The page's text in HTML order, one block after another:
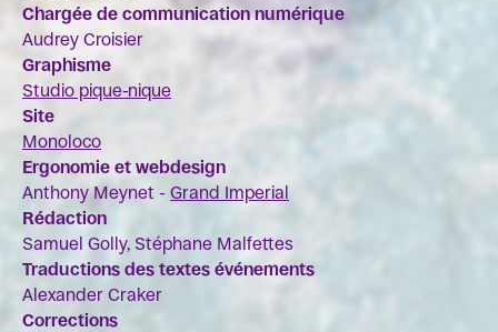
Chargée de communication numérique
Audrey Croisier
Graphisme
Studio pique-nique
Site
Monoloco
Ergonomie et webdesign
Anthony Meynet - Grand Imperial
Rédaction
Samuel Golly, Stéphane Malfettes
Traductions des textes événements
Alexander Craker
Corrections